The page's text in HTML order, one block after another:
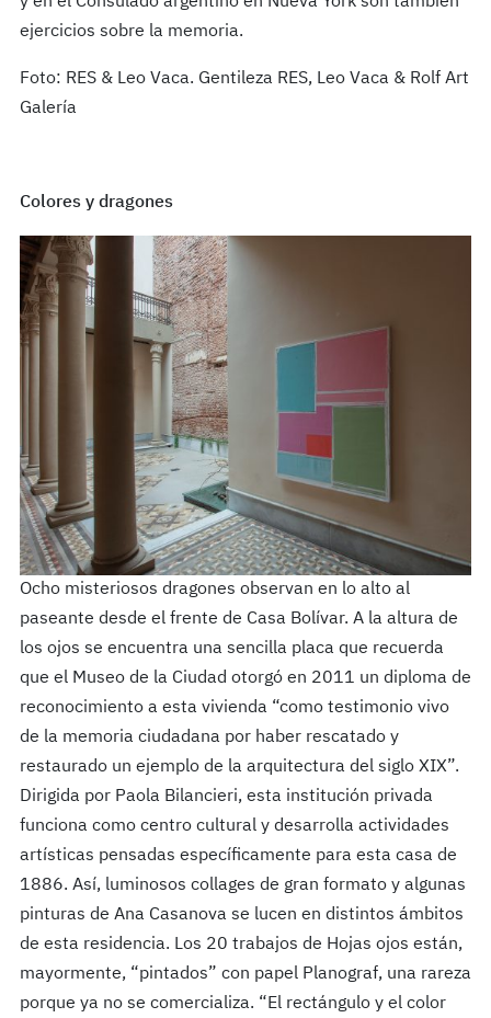
ejercicios sobre la memoria.
Foto: RES & Leo Vaca. Gentileza RES, Leo Vaca & Rolf Art
Galería
Colores y dragones
Ocho misteriosos dragones observan en lo alto al
paseante desde el frente de Casa Bolívar. A la altura de
los ojos se encuentra una sencilla placa que recuerda
que el Museo de la Ciudad otorgó en 2011 un diploma de
reconocimiento a esta vivienda “como testimonio vivo
de la memoria ciudadana por haber rescatado y
restaurado un ejemplo de la arquitectura del siglo XIX”.
Dirigida por Paola Bilancieri, esta institución privada
funciona como centro cultural y desarrolla actividades
artísticas pensadas específicamente para esta casa de
1886. Así, luminosos collages de gran formato y algunas
pinturas de Ana Casanova se lucen en distintos ámbitos
de esta residencia. Los 20 trabajos de Hojas ojos están,
mayormente, “pintados” con papel Planograf, una rareza
porque ya no se comercializa. “El rectángulo y el color